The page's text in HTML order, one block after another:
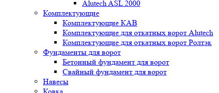
Alutech ASL 2000
Комплектующие
Комплектующие КАВ
Комплектующие для откатных ворот Alutech
Комплектующие для откатных ворот Ролтэк
Фундаменты для ворот
Бетонный фундамент для ворот
Свайный фундамент для ворот
Навесы